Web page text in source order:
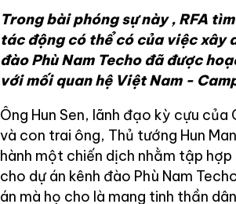
Trong bài phóng sự này , RFA
tác động có thể có củaviệc xây
đào Phù Nam Techo đã được
với mối quan hệ Việt Nam -
Ông Hun Sen, lãnh đạo kỳ cựu của
và con trai ông, Thủ tướng Hun
hành một chiến dịch nhằm tập hợp
cho dự án kênh đào Phù Nam
án mà họ cho là mang tinh thần